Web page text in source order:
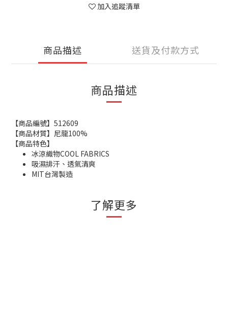
加入追蹤清單
商品描述 送貨及付款方式
商品描述
【商品編號】512609
【商品材質】尼龍100%
【商品特色】
冰涼織物COOL FABRICS
吸濕排汗、透氣清爽
MIT台灣製造
了解更多